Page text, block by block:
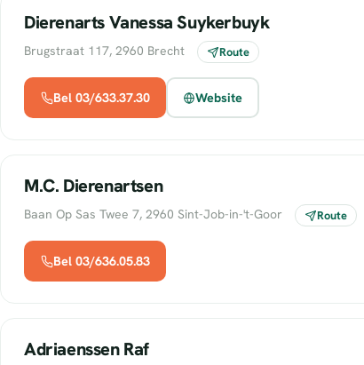
Dierenarts Vanessa Suykerbuyk
Brugstraat 117, 2960 Brecht Route
Bel 03/633.37.30 Website
M.C. Dierenartsen
Baan Op Sas Twee 7, 2960 Sint-Job-in-'t-Goor Route
Bel 03/636.05.83
Adriaenssen Raf